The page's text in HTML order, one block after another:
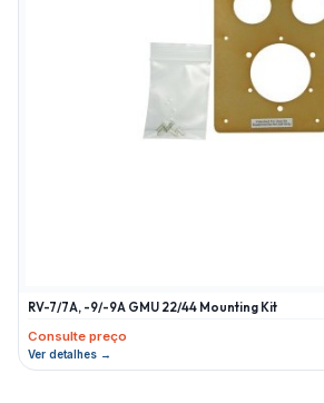
RV-7/7A, -9/-9A GMU 22/44 Mounting Kit
Consulte preço
Ver detalhes →